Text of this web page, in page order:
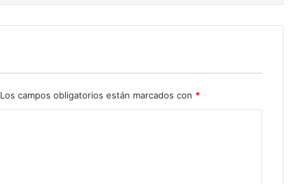
Los campos obligatorios están marcados con *